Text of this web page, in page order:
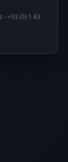
- +33 (0) 1 43